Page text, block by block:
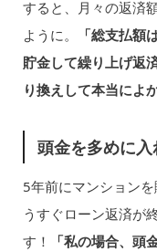
すると、月々の返済
ように。
「総支払額
貯金して繰り上げ返
り換えして本当によ
頭金を多めに入
5年前にマンション
うすぐローン返済が
す！
「私の場合、頭